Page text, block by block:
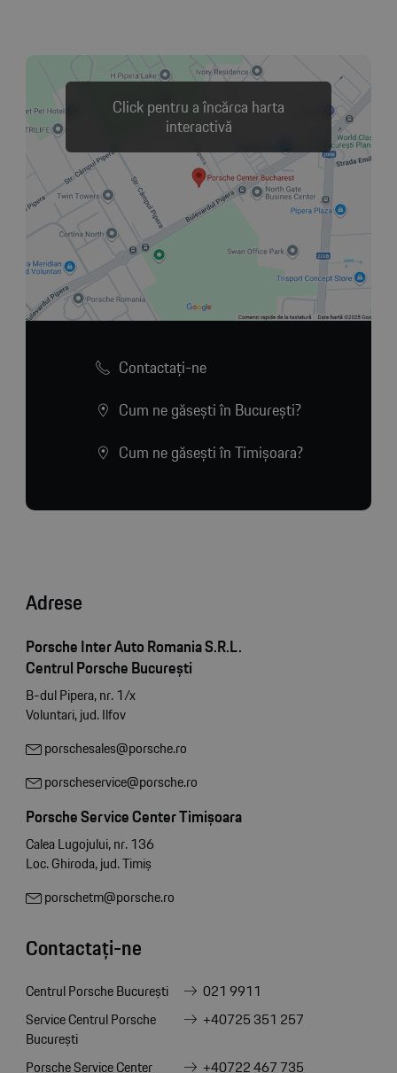
Click pentru a încărca harta
interactivă
Contactaţi-ne
Cum ne găsești în București?
Cum ne găsești în Timișoara?
Adrese
Porsche Inter Auto Romania S.R.L.
Centrul Porsche București
B-dul Pipera, nr. 1/x
Voluntari, jud. Ilfov
porschesales@porsche.ro
porscheservice@porsche.ro
Porsche Service Center Timișoara
Calea Lugojului, nr. 136
Loc. Ghiroda, jud. Timiș
porschetm@porsche.ro
Contactați-ne
Centrul Porsche București
021 9911
Service Centrul Porsche
București
+40725 351 257
Porsche Service Center
+40722 467 735